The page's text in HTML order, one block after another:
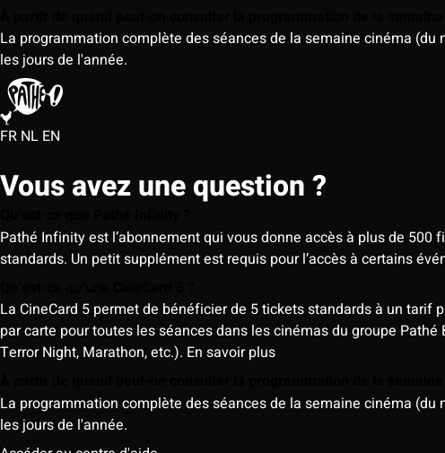
La programmation complète des séances de la semaine cinéma
les jours de l'année.
FR NL EN
Vous avez une question ?
Pathé Infinity est l’abonnement qui vous donne accès à plus de
standards. Un petit supplément est requis pour l’accès à certains
La CineCard 5 permet de bénéficier de 5 tickets standards à un
par carte pour toutes les séances dans les cinémas du groupe
Terror Night, Marathon, etc.). En savoir plus
La programmation complète des séances de la semaine cinéma
les jours de l'année.